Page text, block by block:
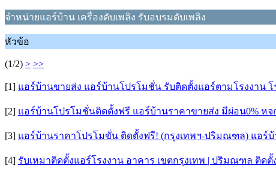
จำหน่ายแอร์บ้าน เครื่องดับเพลิง รับอบรมดับเพลิง
หัวข้อ
(1/2) > >>
[1] แอร์บ้านขายส่ง แอร์บ้านโปรโมชั่น รับติดตั้งแอร์ตามโรงงาน
[2] แอร์บ้านโปรโมชั่นติดตั้งฟรี แอร์บ้านราคาขายส่ง มีผ่อน0% ห
[3] แอร์บ้านราคาโปรโมขั่น ติดตั้งฟรี! (กรุงเทพฯ-ปริมณฑล) แอร์
[4] รับเหมาติดตั้งแอร์โรงงาน อาคาร เขตกรุงเทพ | ปริมณฑล ติดตั้